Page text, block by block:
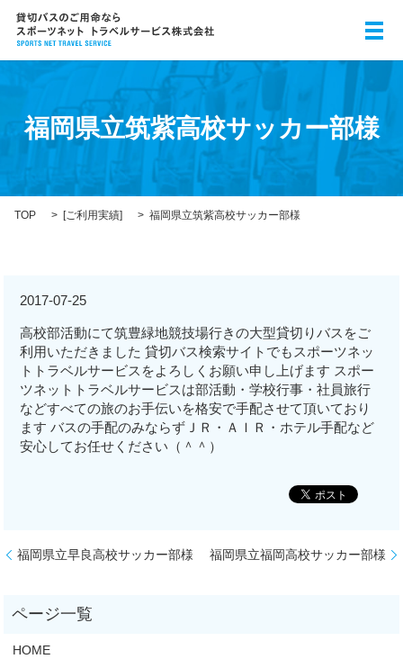
メ
福岡県立筑紫高校サッカー部様
TOP [ご利用実績] 福岡県立筑紫高校サッカー部様
2017-07-25
高校部活動にて筑豊緑地競技場行きの大型貸切りバスをご
利用いただきました 貸切バス検索サイトでもスポーツネッ
トトラベルサービスをよろしくお願い申し上げます スポー
ツネットトラベルサービスは部活動・学校行事・社員旅行
などすべての旅のお手伝いを格安で手配させて頂いており
ます バスの手配のみならずＪＲ・ＡＩＲ・ホテル手配など
安心してお任せください（＾＾）
福岡県立早良高校サッカー部様 福岡県立福岡高校サッカー部様
HOME